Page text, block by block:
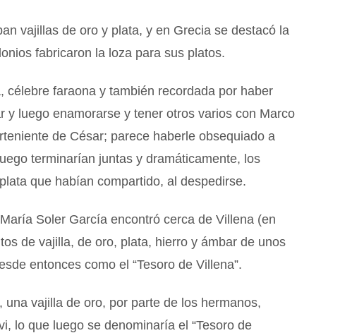
vajillas de oro y plata, y en Grecia se destacó la
fabricaron la loza para sus platos.
célebre faraona y también recordada por haber
y luego enamorarse y tener otros varios con Marco
de César; parece haberle obsequiado a
terminarían juntas y dramáticamente, los
que habían compartido, al despedirse.
Soler García encontró cerca de Villena (en
de vajilla, de oro, plata, hierro y ámbar de unos
entonces como el “Tesoro de Villena”.
vajilla de oro, por parte de los hermanos,
lo que luego se denominaría el “Tesoro de